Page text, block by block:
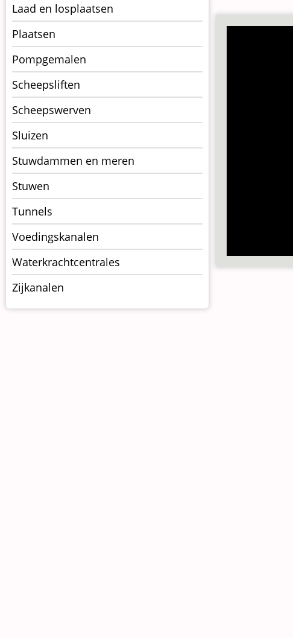
Laad en losplaatsen
Plaatsen
Pompgemalen
Scheepsliften
Scheepswerven
Sluizen
Stuwdammen en meren
Stuwen
Tunnels
Voedingskanalen
Waterkrachtcentrales
Zijkanalen